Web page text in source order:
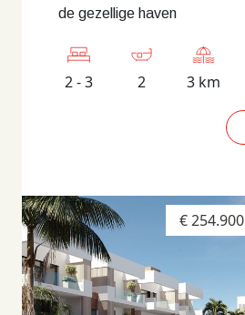
de gezellige haven
2 - 3 2 3 km
€ 254.900